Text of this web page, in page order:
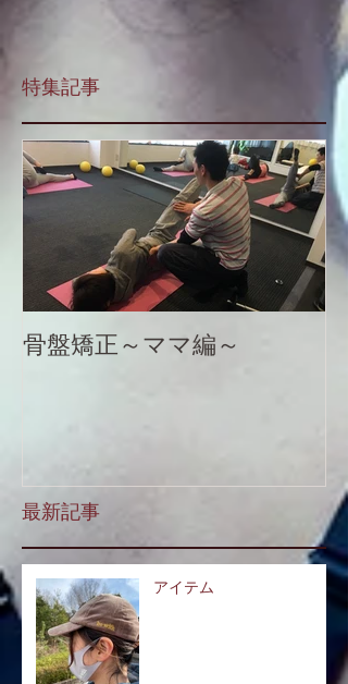
特集記事
骨盤矯正～ママ編～
最新記事
アイテム